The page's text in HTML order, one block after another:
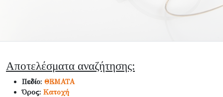
Αποτελέσματα αναζήτησης:
Πεδίο: ΘΕΜΑΤΑ
Όρος: Κατοχή